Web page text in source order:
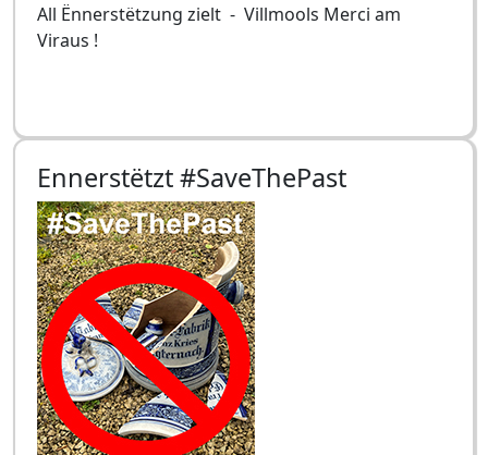
All Ënnerstëtzung zielt - Villmools Merci am
Viraus !
Ennerstëtzt #SaveThePast